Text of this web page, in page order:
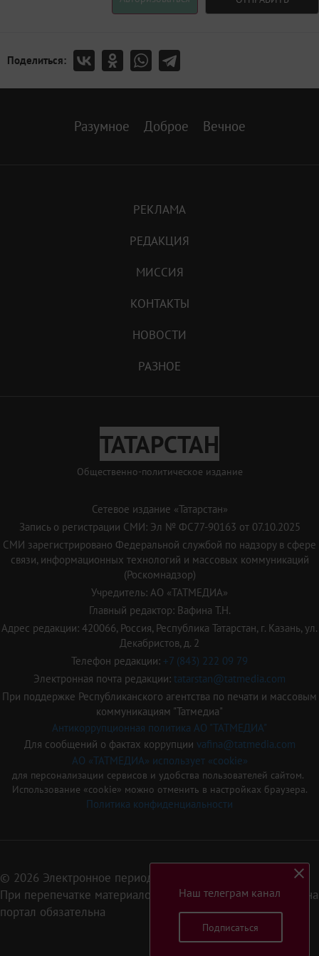
Поделиться:
Разумное Доброе Вечное
РЕКЛАМА
РЕДАКЦИЯ
МИССИЯ
КОНТАКТЫ
НОВОСТИ
РАЗНОЕ
ТАТАРСТАН
Общественно-политическое издание
Сетевое издание «Татарстан»
Запись о регистрации СМИ: Эл № ФС77-90163 от 07.10.2025
СМИ зарегистрировано Федеральной службой по надзору в сфере
связи, информационных технологий и массовых коммуникаций
(Роскомнадзор)
Учредитель: АО «ТАТМЕДИА»
Главный редактор: Вафина Т.Н.
Адрес редакции: 420066, Россия, Республика Татарстан, г. Казань, ул.
Декабристов, д. 2
Телефон редакции: +7 (843) 222 09 79
Электронная почта редакции: tatarstan@tatmedia.com
При поддержке Республиканского агентства по печати и массовым
коммуникациям "Татмедиа"
Антикоррупционная политика АО "ТАТМЕДИА"
Для сообщений о фактах коррупции vafina@tatmedia.com
АО «ТАТМЕДИА» использует «cookie»
для персонализации сервисов и удобства пользователей сайтом.
Использование «cookie» можно отменить в настройках браузера.
Политика конфиденциальности
© 2026 Электронное периодическое издание «Татарстан»
При перепечатке материалов или их фрагментов ссылка на
портал обязательна
Наш телеграм канал
Подписаться